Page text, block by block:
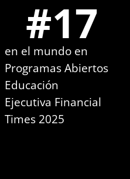
en el mundo en
Programas Abiertos
Educación
Ejecutiva Financial
Times 2025
#17